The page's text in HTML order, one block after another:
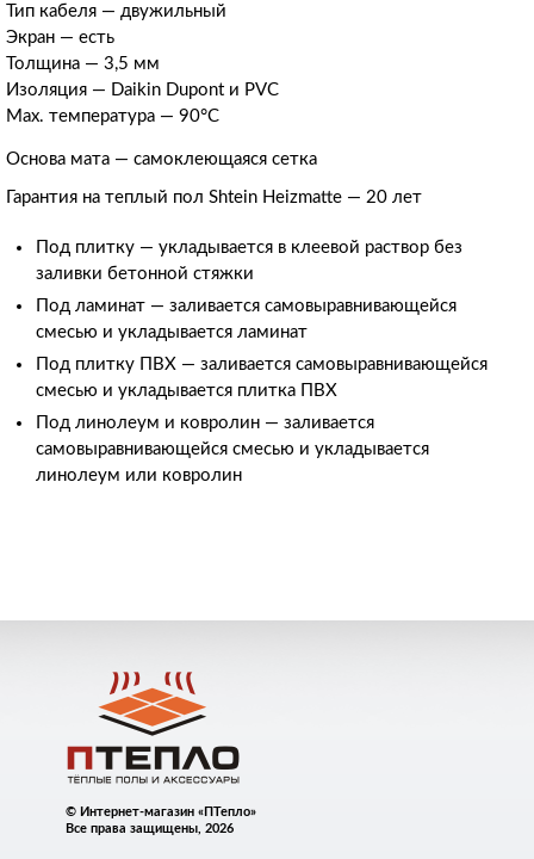
Тип кабеля — двужильный
Экран — есть
Толщина — 3,5 мм
Изоляция — Daikin Dupont и PVC
Max. температура — 90°С
Основа мата — самоклеющаяся сетка
Гарантия на теплый пол Shtein Heizmatte — 20 лет
Под плитку — укладывается в клеевой раствор без
заливки бетонной стяжки
Под ламинат — заливается самовыравнивающейся
смесью и укладывается ламинат
Под плитку ПВХ — заливается самовыравнивающейся
смесью и укладывается плитка ПВХ
Под линолеум и ковролин — заливается
самовыравнивающейся смесью и укладывается
линолеум или ковролин
© Интернет-магазин «ПТепло»
Все права защищены, 2026